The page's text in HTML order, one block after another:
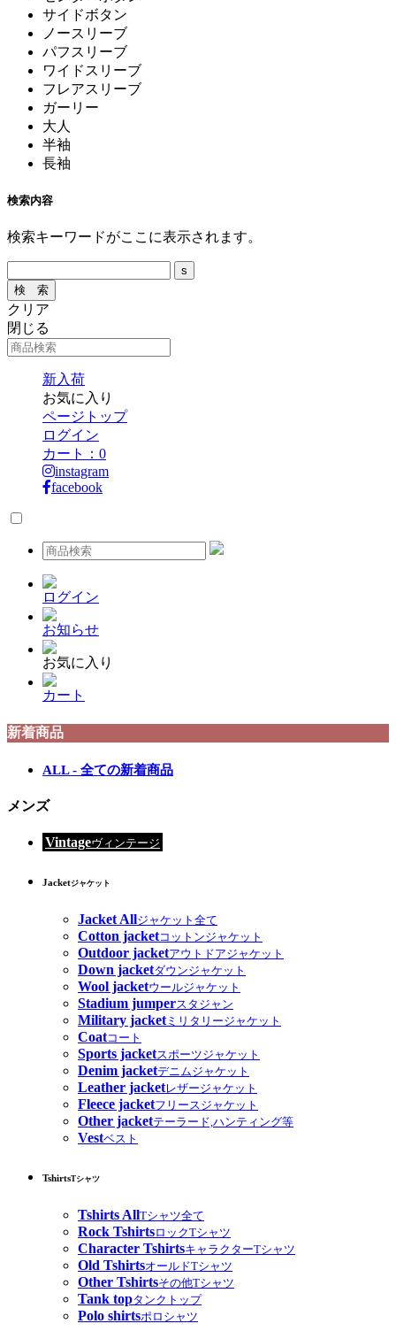
サイドボタン
ノースリーブ
パフスリーブ
ワイドスリーブ
フレアスリーブ
ガーリー
大人
半袖
長袖
検索内容
検索キーワードがここに表示されます。
クリア
閉じる
新入荷
お気に入り
ページトップ
ログイン
カート： 0
instagram
facebook
ログイン
お知らせ
お気に入り
カート
新着商品
ALL - 全ての新着商品
メンズ
Vintageヴィンテージ
Jacketジャケット
Jacket Allジャケット全て
Cotton jacketコットンジャケット
Outdoor jacketアウトドアジャケット
Down jacketダウンジャケット
Wool jacketウールジャケット
Stadium jumperスタジャン
Military jacketミリタリージャケット
Coatコート
Sports jacketスポーツジャケット
Denim jacketデニムジャケット
Leather jacketレザージャケット
Fleece jacketフリースジャケット
Other jacketテーラード,ハンティング等
Vestベスト
TshirtsTシャツ
Tshirts AllTシャツ全て
Rock TshirtsロックTシャツ
Character TshirtsキャラクターTシャツ
Old TshirtsオールドTシャツ
Other Tshirtsその他Tシャツ
Tank topタンクトップ
Polo shirtsポロシャツ